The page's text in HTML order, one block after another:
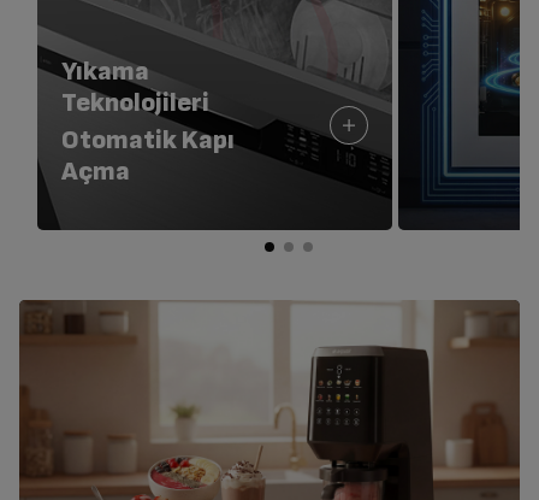
Yıkama
Teknolojileri
Otomatik Kapı
Açma